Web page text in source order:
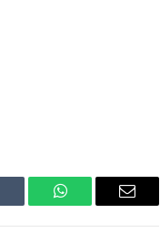
WhatsAppEmail